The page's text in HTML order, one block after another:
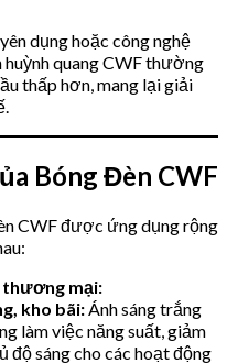
dụng hoặc công nghệ
huỳnh quang CWF thường
thấp hơn, mang lại giải
Bóng Đèn CWF
CWF được ứng dụng rộng
thương mại:
kho bãi:Ánh sáng trắng
làm việc năng suất, giảm
độ sáng cho các hoạt động